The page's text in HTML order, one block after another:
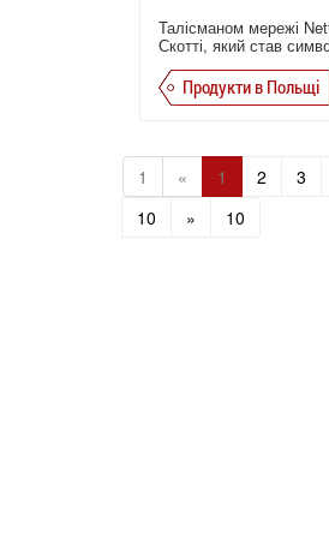
Талісманом мережі
Скотті, який став
Продукти в Польщі
1 « 1 2 3
10
» 10